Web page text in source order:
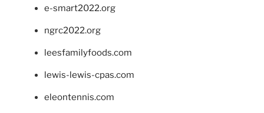
e-smart2022.org
ngrc2022.org
leesfamilyfoods.com
lewis-lewis-cpas.com
eleontennis.com